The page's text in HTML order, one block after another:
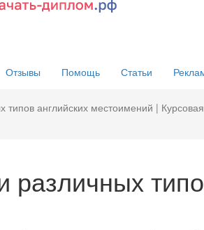
Отзывы Помощь Статьи
типов английских местоимений |
различных